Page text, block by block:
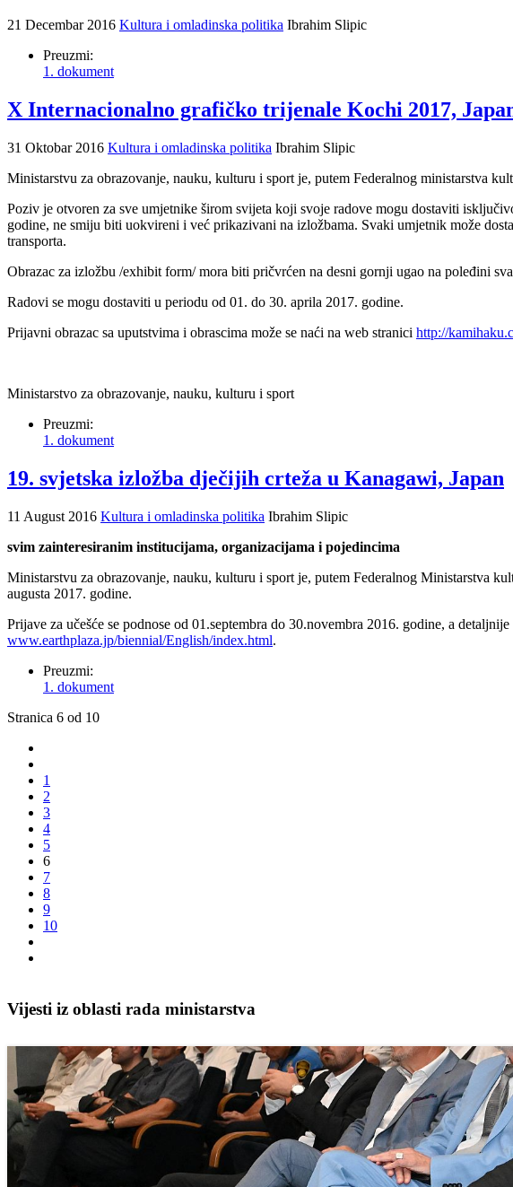
21 Decembar 2016 Kultura i omladinska politika Ibrahim Slipic
Preuzmi:
1. dokument
X Internacionalno grafičko trijenale Kochi 2017,
31 Oktobar 2016 Kultura i omladinska politika Ibrahim Slipic
Ministarstvu za obrazovanje, nauku, kulturu i sport je, putem Federalnog ministarstva
Poziv je otvoren za sve umjetnike širom svijeta koji svoje radove mogu dostaviti
godine, ne smiju biti uokvireni i već prikazivani na izložbama. Svaki umjetnik može
transporta.
Obrazac za izložbu /exhibit form/ mora biti pričvrćen na desni gornji ugao na poleđini
Radovi se mogu dostaviti u periodu od 01. do 30. aprila 2017. godine.
Prijavni obrazac sa uputstvima i obrascima može se naći na web stranici http://
Ministarstvo za obrazovanje, nauku, kulturu i sport
Preuzmi:
1. dokument
19. svjetska izložba dječijih crteža u Kanagawi, Japan
11 August 2016 Kultura i omladinska politika Ibrahim Slipic
svim zainteresiranim institucijama, organizacijama i pojedincima
Ministarstvu za obrazovanje, nauku, kulturu i sport je, putem Federalnog Ministarstva
augusta 2017. godine.
Prijave za učešće se podnose od 01.septembra do 30.novembra 2016. godine, a
www.earthplaza.jp/biennial/English/index.html.
Preuzmi:
1. dokument
Stranica 6 od 10
1
2
3
4
5
6
7
8
9
10
Vijesti iz oblasti rada ministarstva